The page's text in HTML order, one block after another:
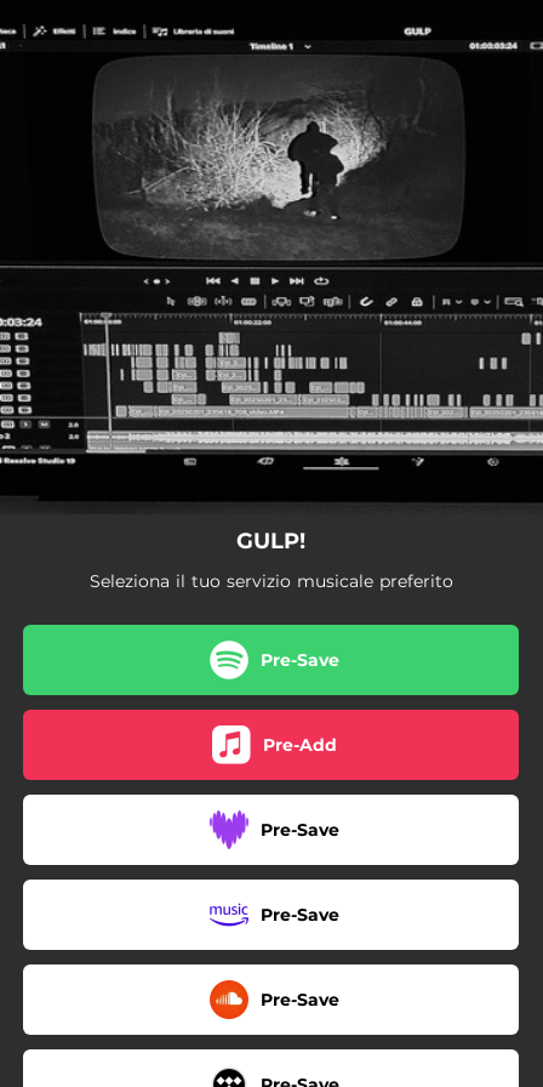
You're all set!
GULP!
Seleziona il tuo servizio musicale preferito
Pre-Save
Pre-Add
Pre-Save
Pre-Save
Pre-Save